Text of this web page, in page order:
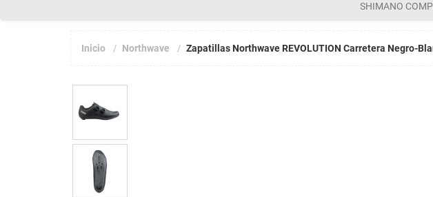
SHIMANO
Inicio Northwave Zapatillas Northwave REVOLUTION Carretera Negro-